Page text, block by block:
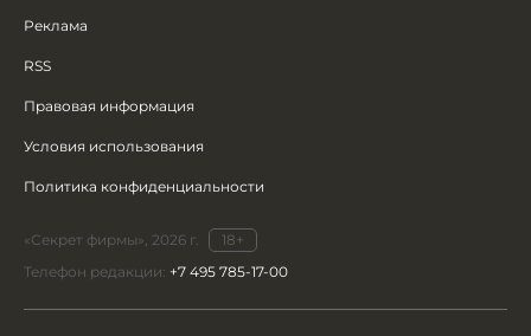
Реклама
RSS
Правовая информация
Условия использования
Политика конфиденциальности
«Секрет фирмы», 2026 г.
18+
Телефон редакции: +7 495 785-17-00